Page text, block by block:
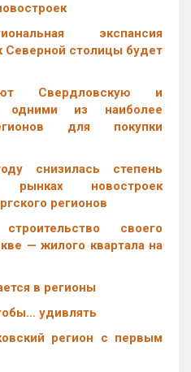
экспансия
Северной столицы будет
Свердловскую и
одними из наиболее
для покупки
снизилась степень
рынках новостроек
регионов
своего
— жилого квартала на
в регионы
удивлять
регион с первым